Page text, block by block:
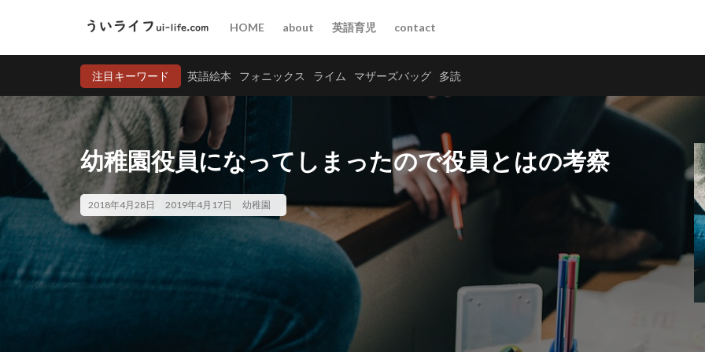
HOME about 英語育児 contact
注目キーワード 英語絵本 フォニックス ライム マザーズバッグ 多読
幼稚園役員になってしまったので役員とはの考察
2018年4月28日 2019年4月17日 幼稚園